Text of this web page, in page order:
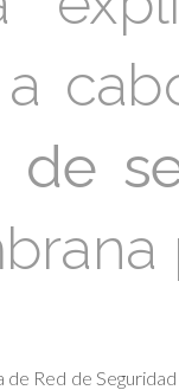
a
de
de Red de